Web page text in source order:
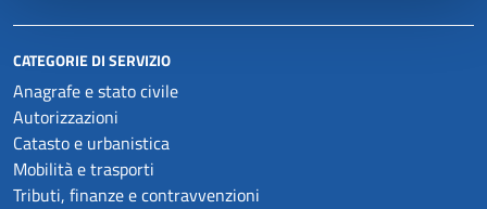
CATEGORIE DI SERVIZIO
Anagrafe e stato civile
Autorizzazioni
Catasto e urbanistica
Mobilità e trasporti
Tributi, finanze e contravvenzioni